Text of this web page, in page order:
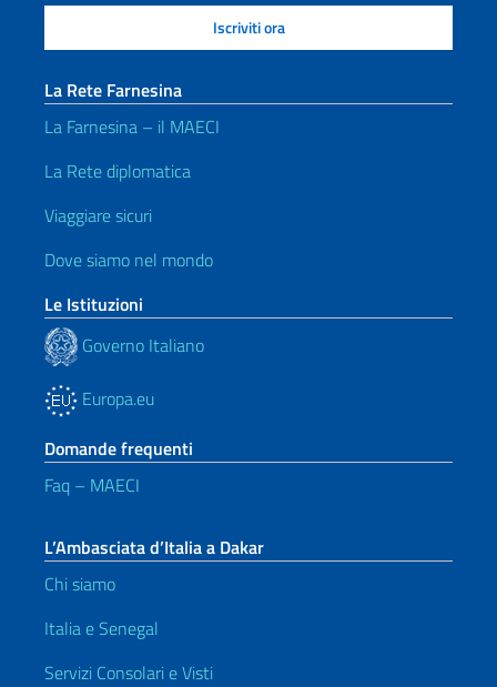
La Rete Farnesina
La Farnesina – il MAECI
La Rete diplomatica
Viaggiare sicuri
Dove siamo nel mondo
Le Istituzioni
Governo Italiano
Europa.eu
Domande frequenti
Faq – MAECI
L’Ambasciata d’Italia a Dakar
Chi siamo
Italia e Senegal
Servizi Consolari e Visti